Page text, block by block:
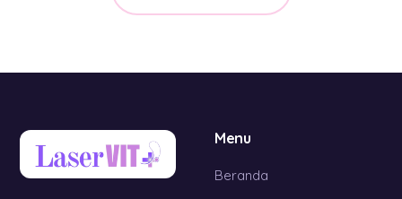
Menu
Beranda